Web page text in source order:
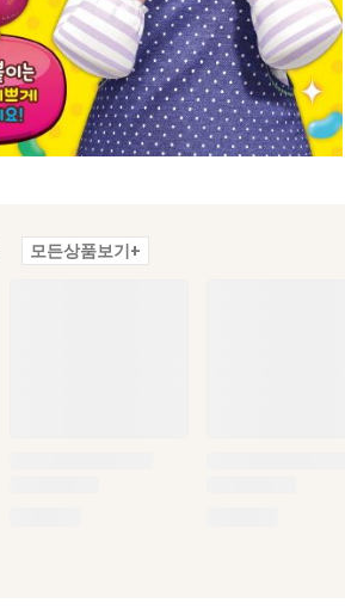
모든상품보기+